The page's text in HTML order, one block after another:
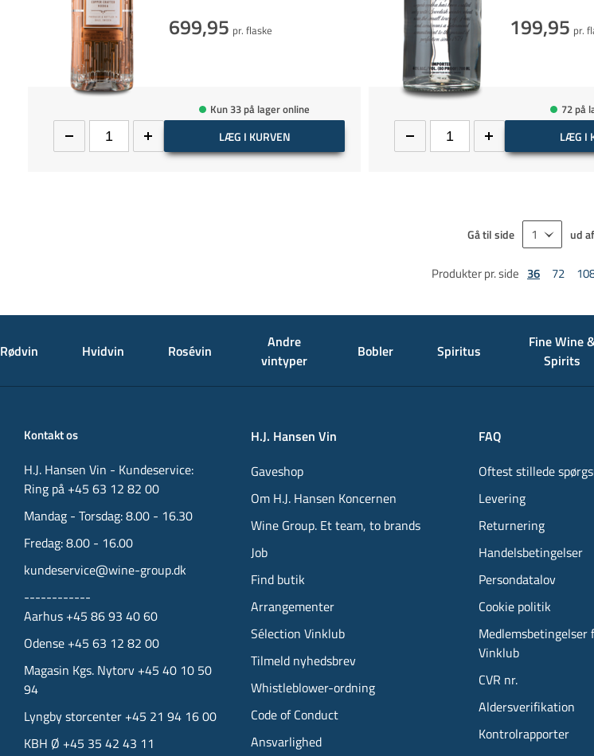
699,95 pr. flaske
Kun 33 på lager online
LÆG I KURVEN
199,95 pr.
72 på
LÆG I
Gå til side ud af
Produkter pr. side 36 72
Rødvin Hvidvin Rosévin
Andre
vintyper
Bobler Spiritus
Fine Wine
Spirits
Kontakt os
H.J. Hansen Vin - Kundeservice:
Ring på +45 63 12 82 00
Mandag - Torsdag: 8.00 - 16.30
Fredag: 8.00 - 16.00
kundeservice@wine-group.dk
------------
Aarhus +45 86 93 40 60
Odense +45 63 12 82 00
Magasin Kgs. Nytorv +45 40 10 50
94
Lyngby storcenter +45 21 94 16 00
KBH Ø +45 35 42 43 11
H.J. Hansen Vin
Gaveshop
Om H.J. Hansen Koncernen
Wine Group. Et team, to brands
Job
Find butik
Arrangementer
Sélection Vinklub
Tilmeld nyhedsbrev
Whistleblower-ordning
Code of Conduct
Ansvarlighed
FAQ
Oftest stillede
Levering
Returnering
Handelsbetingelser
Persondatalov
Cookie politik
Medlemsbetingelser
Vinklub
CVR nr.
Aldersverifikation
Kontrolrapporter